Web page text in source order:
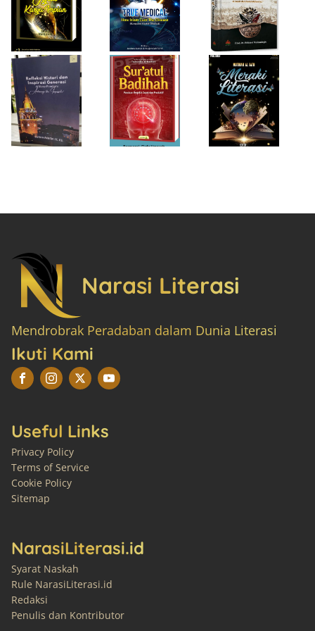
Generasi di Masa
Pandemi
“Achieving the
Impossible”
Panduan Berpikir
Cepat dan
Produktif
Rempaka
Literasiku
Narasi Literasi
Mendrobrak Peradaban dalam Dunia Literasi
Ikuti Kami
Useful Links
Privacy Policy
Terms of Service
Cookie Policy
Sitemap
NarasiLiterasi.id
Syarat Naskah
Rule NarasiLiterasi.id
Redaksi
Penulis dan Kontributor